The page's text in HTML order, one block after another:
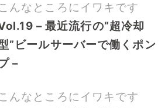
んなところにイワキです
– 最近流行の“超冷却
”ビールサーバーで働くポン
–
んなところにイワキです